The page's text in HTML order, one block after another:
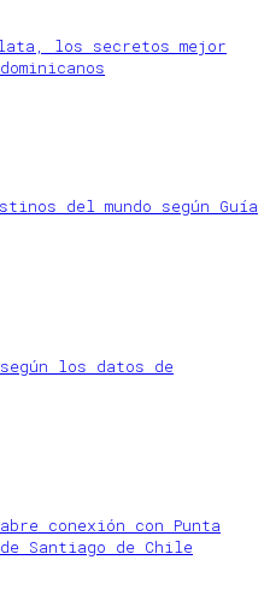
los secretos mejor
del mundo según Guía
los datos de
conexión con Punta
Santiago de Chile